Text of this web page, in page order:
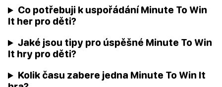
Co potřebuji k uspořádání Minute To Win
It her pro děti?
Jaké jsou tipy pro úspěšné Minute To Win
It hry pro děti?
Kolik času zabere jedna Minute To Win It